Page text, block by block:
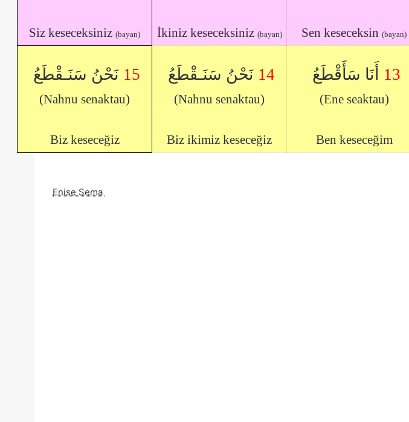
Siz keseceksiniz (bayan) İkiniz keseceksiniz (bayan) Sen keseceksin (bayan)
نَحْنُ سَنَـقْطَعُ 15
(Nahnu senaktau)
Biz keseceğiz
نَحْنُ سَنَـقْطَعُ 14
(Nahnu senaktau)
Biz ikimiz keseceğiz
أَنَا سَأَقْطَعُ 13
(Ene seaktau)
Ben keseceğim
Enise Sema